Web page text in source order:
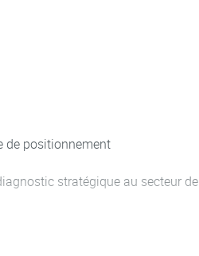
de positionnement
stratégique au secteur de